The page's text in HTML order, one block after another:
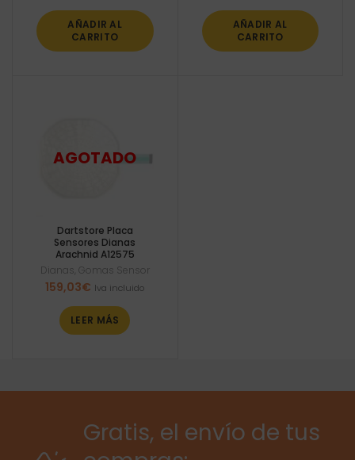
AÑADIR AL
CARRITO
AÑADIR AL
CARRITO
Dartstore Placa
Sensores Dianas
Arachnid A12575
Dianas Gomas Sensor
159,03€ Iva incluido
LEER MÁS
Gratis, el envío de tus